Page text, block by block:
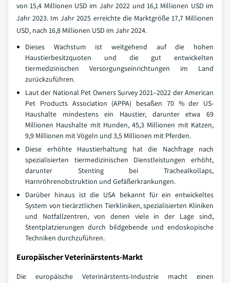
von 15,4 Millionen USD im Jahr 2022 und 16,1 Millionen USD im
Jahr 2023. Im Jahr 2025 erreichte die Marktgröße 17,7 Millionen
USD, nach 16,8 Millionen USD im Jahr 2024.
Dieses Wachstum ist weitgehend auf die hohen
Haustierbesitzquoten und die gut entwickelten
tiermedizinischen Versorgungseinrichtungen im Land
zurückzuführen.
Laut der National Pet Owners Survey 2021–2022 der American
Pet Products Association (APPA) besaßen 70 % der US-
Haushalte mindestens ein Haustier, darunter etwa 69
Millionen Haushalte mit Hunden, 45,3 Millionen mit Katzen,
9,9 Millionen mit Vögeln und 3,5 Millionen mit Pferden.
Diese erhöhte Haustierhaltung hat die Nachfrage nach
spezialisierten tiermedizinischen Dienstleistungen erhöht,
darunter Stenting bei Trachealkollaps,
Harnröhrenobstruktion und Gefäßerkrankungen.
Darüber hinaus ist die USA bekannt für ein entwickeltes
System von tierärztlichen Tierkliniken, spezialisierten Kliniken
und Notfallzentren, von denen viele in der Lage sind,
Stentplatzierungen durch bildgebende und endoskopische
Techniken durchzuführen.
Europäischer Veterinärstents-Markt
Die europäische Veterinärstents-Industrie macht einen